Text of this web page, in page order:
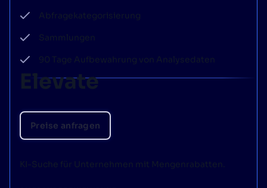
Abfragekategorisierung
Sammlungen
90 Tage Aufbewahrung von Analysedaten
Elevate
Preise anfragen
KI-Suche für Unternehmen mit Mengenrabatten.